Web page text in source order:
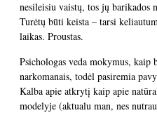
nesileisiu vaistų, tos jų barikados
Turėtų būti keista – tarsi
laikas. Proustas.
Psichologas veda mokymus, kaip
narkomanais, todėl pasiremia
Kalba apie atkrytį kaip apie
modelyje (aktualu man, nes